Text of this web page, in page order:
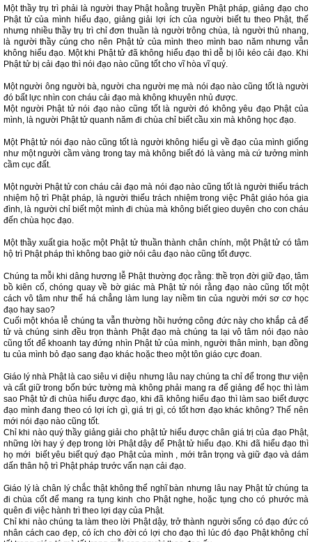
Một thầy trụ trì phải là người thay Phật hoằng truyền Phật pháp, giảng đạo cho
Phật tử của mình hiểu đạo, giảng giải lợi ích của người biết tu theo Phật, thế
nhưng nhiều thầy trụ trì chỉ đơn thuần là người trông chùa, là người thủ nhang,
là người thầy cúng cho nên Phật tử của mình theo mình bao năm nhưng vẫn
không hiểu đạo. Một khi Phật tử đã không hiểu đạo thì dễ bị lôi kéo cải đạo. Khi
Phật tử bị cải đạo thì nói đạo nào cũng tốt cho vĩ hòa vĩ quý.
Một người ông người bà, người cha người mẹ mà nói đạo nào cũng tốt là người
đó bất lực nhìn con cháu cải đạo mà không khuyên nhủ được.
Một người Phật tử nói đạo nào cũng tốt là người đó không yêu đạo Phật của
mình, là người Phật tử quanh năm đi chùa chỉ biết cầu xin mà không học đạo.
Một Phật tử nói đạo nào cũng tốt là người không hiểu gì về đạo của mình giống
như một người cầm vàng trong tay mà không biết đó là vàng mà cứ tưởng mình
cầm cục đất.
Một người Phật tử con cháu cải đạo mà nói đạo nào cũng tốt là người thiếu trách
nhiệm hộ trì Phật pháp, là người thiếu trách nhiệm trong việc Phật giáo hóa gia
đình, là người chỉ biết một mình đi chùa mà không biết gieo duyên cho con cháu
đến chùa học đạo.
Một thầy xuất gia hoặc một Phật tử thuần thành chân chính, một Phật tử có tâm
hộ trì Phật pháp thì không bao giờ nói câu đạo nào cũng tốt được.
Chúng ta mỗi khi dâng hương lễ Phật thường đọc rằng: thề trọn đời giữ đạo, tâm
bồ kiên cố, chóng quay về bờ giác mà Phật tử nói rằng đạo nào cũng tốt một
cách vô tâm như thế há chẳng làm lung lay niềm tin của người mới sơ cơ học
đạo hay sao?
Cuối một khóa lễ chúng ta vẫn thường hồi hướng công đức này cho khắp cả để
tử và chúng sinh đều trọn thành Phật đạo mà chúng ta lại vô tâm nói đạo nào
cũng tốt để khoanh tay đứng nhìn Phật tử của mình, người thân mình, bạn đồng
tu của mình bỏ đạo sang đạo khác hoặc theo một tôn giáo cực đoan.
Giáo lý nhà Phật là cao siêu vi diệu nhưng lâu nay chúng ta chỉ để trong thư viện
và cất giữ trong bốn bức tường mà không phải mang ra để giảng để học thì làm
sao Phật tử đi chùa hiểu được đạo, khi đã không hiểu đạo thì làm sao biết được
đạo mình đang theo có lợi ích gì, giá trị gì, có tốt hơn đạo khác không? Thế nên
mới nói đạo nào cũng tốt.
Chỉ khi nào quý thầy giảng giải cho phật tử hiểu được chân giá trị của đạo Phật,
những lời hay ý đẹp trong lời Phật dậy để Phật tử hiểu đạo. Khi đã hiểu đạo thì
họ mới biết yêu biết quý đạo Phật của mình , mới trân trọng và giữ đạo và dám
dấn thân hộ trì Phật pháp trước vấn nạn cải đạo.
Giáo lý là chân lý chắc thật không thể nghĩ bàn nhưng lâu nay Phật tử chúng ta
đi chùa cốt để mang ra tụng kinh cho Phật nghe, hoặc tụng cho có phước mà
quên đi việc hành trì theo lợi dạy của Phật.
Chỉ khi nào chúng ta làm theo lời Phật dậy, trở thành người sống có đạo đức có
nhân cách cao đẹp, có ích cho đời có lợi cho đạo thì lúc đó đạo Phật không chỉ